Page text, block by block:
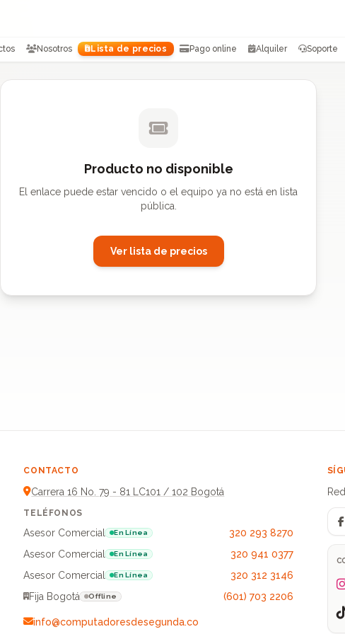
Nosotros Lista de precios Pago online Alquiler Soporte
Producto no disponible
El enlace puede estar vencido o el equipo ya no está en lista
pública.
Ver lista de precios
CONTACTO
Carrera 16 No. 79 - 81 LC101 / 102 Bogotá
TELÉFONOS
Asesor Comercial En Línea
320 293 8270
Asesor Comercial
En Línea
320 941 0377
Asesor Comercial
En Línea
320 312 3146
Fija Bogotá
Offline (601) 703 2206
info@computadoresdesegunda.co